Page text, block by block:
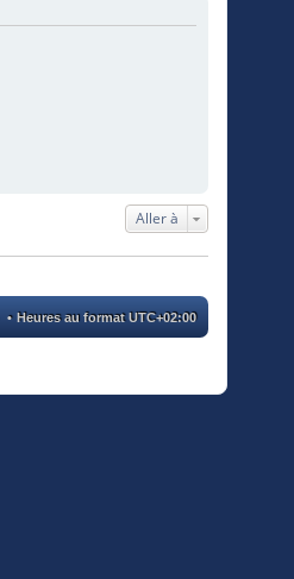
Aller à
Heures au formatUTC+02:00